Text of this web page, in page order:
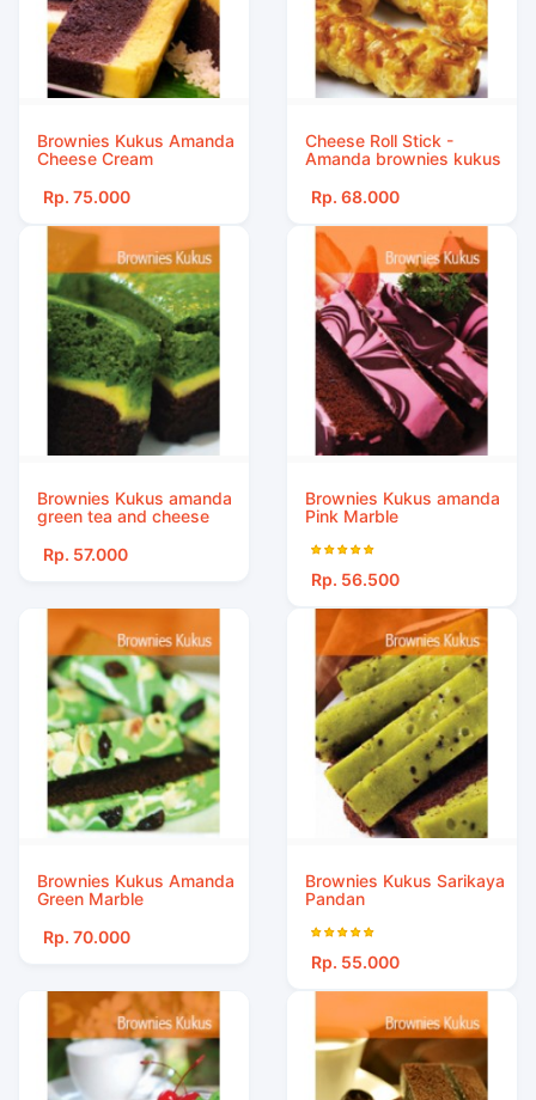
Brownies Kukus Amanda
Cheese Cream
Rp. 75.000
Cheese Roll Stick -
Amanda brownies kukus
Rp. 68.000
Brownies Kukus amanda
green tea and cheese
Rp. 57.000
Brownies Kukus amanda
Pink Marble
Rp. 56.500
Brownies Kukus Amanda
Green Marble
Rp. 70.000
Brownies Kukus Sarikaya
Pandan
Rp. 55.000